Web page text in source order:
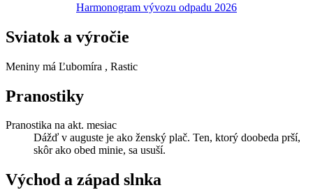
Harmonogram vývozu odpadu 2026
Sviatok a výročie
Meniny má Ľubomíra , Rastic
Pranostiky
Pranostika na akt. mesiac
Dážď v auguste je ako ženský plač. Ten, ktorý doobeda prší,
skôr ako obed minie, sa usuší.
Východ a západ slnka